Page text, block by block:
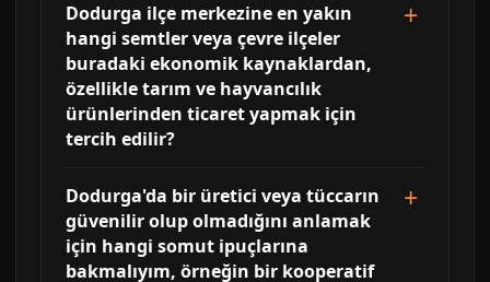
Dodurga ilçe merkezine en yakın
hangi semtler veya çevre ilçeler
buradaki ekonomik kaynaklardan,
özellikle tarım ve hayvancılık
ürünlerinden ticaret yapmak için
tercih edilir?
Dodurga'da bir üretici veya tüccarın
güvenilir olup olmadığını anlamak
için hangi somut ipuçlarına
bakmalıyım, örneğin bir kooperatif